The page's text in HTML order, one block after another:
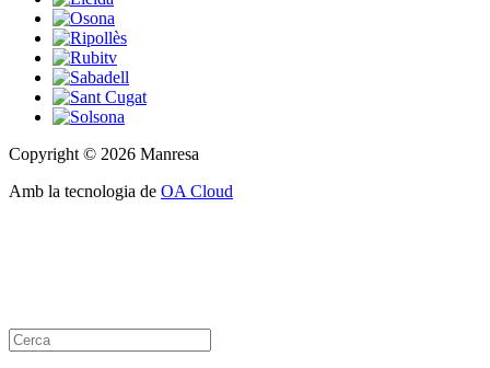
Copyright © 2026 Manresa
Amb la tecnologia de OA Cloud